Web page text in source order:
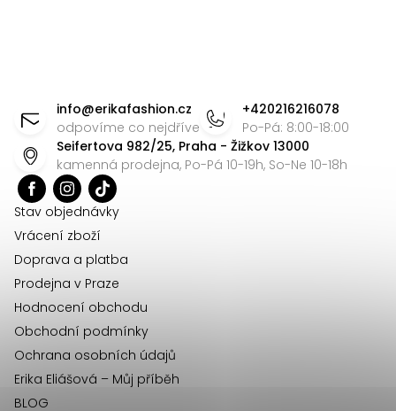
i
s
u
info@erikafashion.cz
odpovíme co nejdříve
+420216216078
Po-Pá: 8:00-18:00
Seifertova 982/25, Praha - Žižkov 13000
kamenná prodejna, Po-Pá 10-19h, So-Ne 10-18h
Stav objednávky
Vrácení zboží
Doprava a platba
Prodejna v Praze
Hodnocení obchodu
Obchodní podmínky
Ochrana osobních údajů
Erika Eliášová – Můj příběh
BLOG